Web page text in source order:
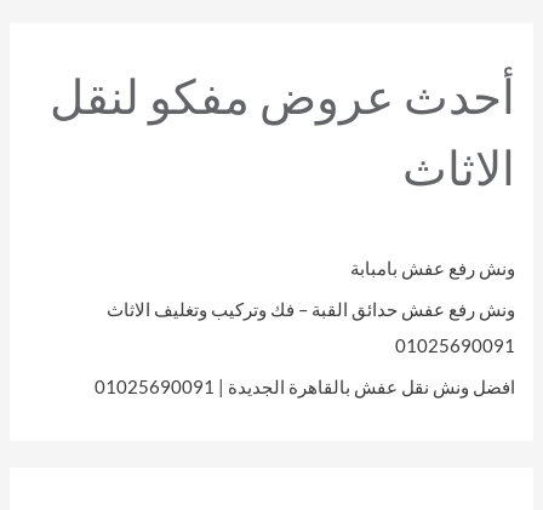
أحدث عروض مفكو لنقل
الاثاث
ونش رفع عفش بامبابة
ونش رفع عفش حدائق القبة – فك وتركيب وتغليف الاثاث
01025690091
افضل ونش نقل عفش بالقاهرة الجديدة | 01025690091